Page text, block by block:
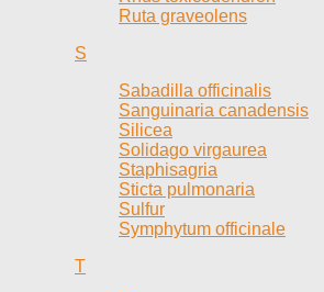
Ruta graveolens
S
Sabadilla officinalis
Sanguinaria canadensis
Silicea
Solidago virgaurea
Staphisagria
Sticta pulmonaria
Sulfur
Symphytum officinale
T